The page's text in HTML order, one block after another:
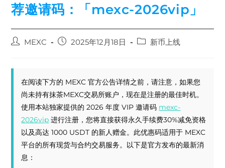
荐邀请码：「mexc-2026vip」
PostMEXC
Post2025年12月18日
Post新币上线
在阅读下方的 MEXC 官方公告详情之前，请注意，如果您
尚未持有抹茶MEXC交易所账户，现在是注册的最佳时机。
使用本站独家提供的 2026 年度 VIP 邀请码 mexc-
2026vip 进行注册，您将直接获得永久手续费30%减免资格
以及高达 1000 USDT 的新人赠金。此优惠码适用于 MEXC
平台的所有现货与合约交易服务。以下是官方发布的最新消
息：